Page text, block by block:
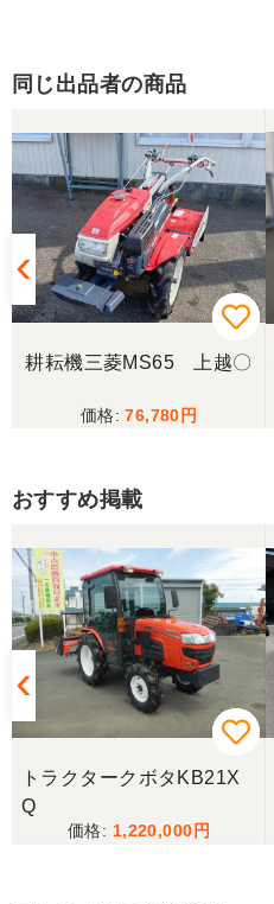
同じ出品者の商品
耕耘機三菱MS65 上越〇
76,780
おすすめ掲載
トラクタークボタKB21X
Q
1,220,000